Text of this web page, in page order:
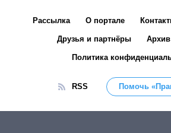
Рассылка О портале
Друзья и партнёры
Политика
RSS Помочь